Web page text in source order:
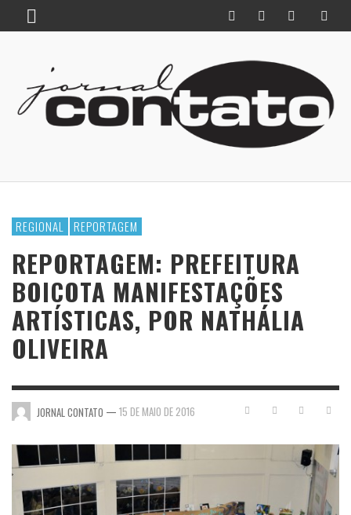
REGIONAL REPORTAGEM
REPORTAGEM: PREFEITURA
BOICOTA MANIFESTAÇÕES
ARTÍSTICAS, POR NATHÁLIA
OLIVEIRA
JORNAL CONTATO — 15 DE MAIO DE 2016